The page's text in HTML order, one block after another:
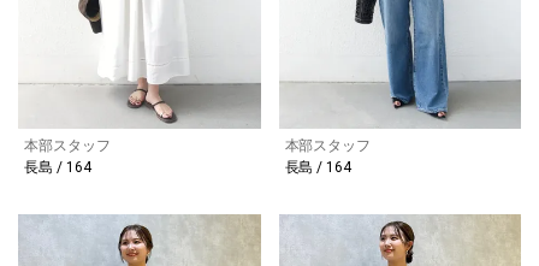
本部スタッフ
長島 / 164
本部スタッフ
長島 / 164